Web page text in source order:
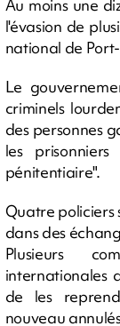
Au moins une
l'évasion de
national de
Le
criminels
des personnes
les
pénitentiaire".
Quatre policiers
dans des
Plusieurs
internationales
de les
nouveau